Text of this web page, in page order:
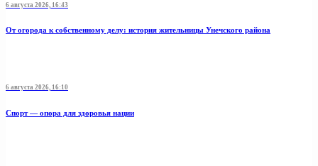
6 августа 2026, 16:43
От огорода к собственному делу: история жительницы Унечского района
6 августа 2026, 16:10
Спорт — опора для здоровья нации